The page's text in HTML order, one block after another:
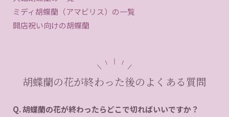
ミディ胡蝶蘭（アマビリス）の一覧
開店祝い向けの胡蝶蘭
胡蝶蘭の花が終わった後のよくある質問
Q. 胡蝶蘭の花が終わったらどこで切ればいいですか？